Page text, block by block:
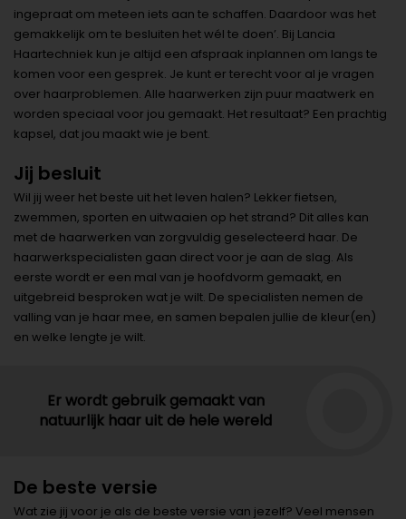
ingepraat om meteen iets aan te schaffen. Daardoor was het
gemakkelijk om te besluiten het wél te doen’. Bij Lancia
Haartechniek kun je altijd een afspraak inplannen om langs te
komen voor een gesprek. Je kunt er terecht voor al je vragen
over haarproblemen. Alle haarwerken zijn puur maatwerk en
worden speciaal voor jou gemaakt. Het resultaat? Een prachtig
kapsel, dat jou maakt wie je bent.
Jij besluit
Wil jij weer het beste uit het leven halen? Lekker fietsen,
zwemmen, sporten en uitwaaien op het strand? Dit alles kan
met de haarwerken van zorgvuldig geselecteerd haar. De
haarwerkspecialisten gaan direct voor je aan de slag. Als
eerste wordt er een mal van je hoofdvorm gemaakt, en
uitgebreid besproken wat je wilt. De specialisten nemen de
valling van je haar mee, en samen bepalen jullie de kleur(en)
en welke lengte je wilt.
Er wordt gebruik gemaakt van
natuurlijk haar uit de hele wereld
De beste versie
Wat zie jij voor je als de beste versie van jezelf? Veel mensen